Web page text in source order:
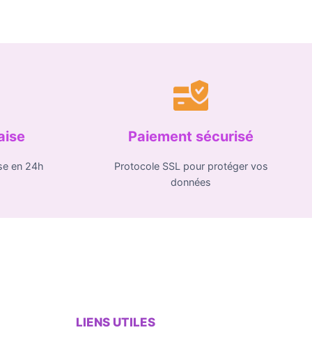
en 24h
Paiement sécurisé
Protocole SSL pour protéger vos
données
LIENS UTILES